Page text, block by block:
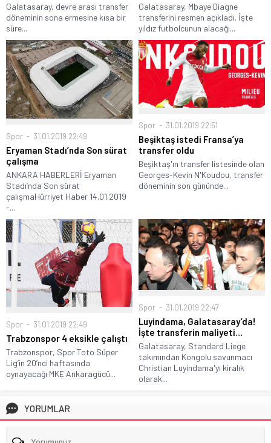
Galatasaray, devre arası transfer
döneminin sona ermesine kısa bir
süre...
Galatasaray, Mbaye Diagne
transferini resmen açıkladı. İşte
yıldız futbolcunun alacağı...
Spor 31.01.2019 22:49
Eryaman Stadı’nda Son sürat
çalışma
ANKARA HABERLERİ Eryaman
Stadı’nda Son sürat
çalışmaHürriyet Haber 14.01.2019
-...
Spor 31.01.2019 22:51
Beşiktaş istedi Fransa’ya
transfer oldu
Beşiktaş'ın transfer listesinde olan
Georges-Kevin N'Koudou, transfer
döneminin son gününde...
Spor 31.01.2019 22:49
Trabzonspor 4 eksikle çalıştı
Trabzonspor, Spor Toto Süper
Lig’in 20’nci haftasında
oynayacağı MKE Ankaragücü...
Spor 31.01.2019 22:47
Luyindama, Galatasaray’da!
İşte transferin maliyeti…
Galatasaray, Standard Liege
takımından Kongolu savunmacı
Christian Luyindama'yı kiralık
olarak...
YORUMLAR